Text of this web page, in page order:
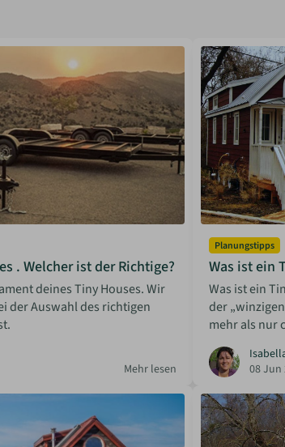
. Welcher ist der Richtige?
deines Tiny Houses. Wir
der Auswahl des richtigen
Mehr lesen
Planungstipps
Was ist ein
Was ist ein
der
mehr als nur
08 Jun